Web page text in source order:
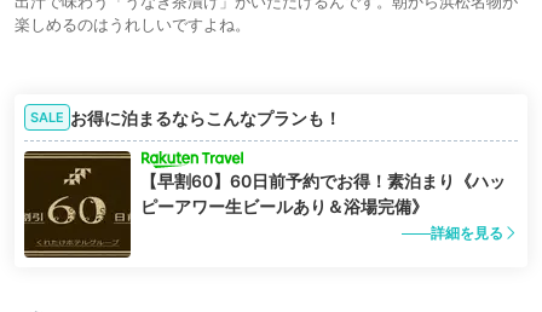
楽しめるのはうれしいですよね。
SALE お得に泊まるならこんなプランも！
【早割60】60日前予約でお得！素泊まり《ハッ
ピーアワー生ビールあり＆浴場完備》
詳細を見る